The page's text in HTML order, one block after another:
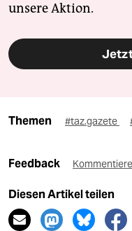
unsere Aktion.
Themen #taz.gazete
Feedback
Diesen Artikel teilen